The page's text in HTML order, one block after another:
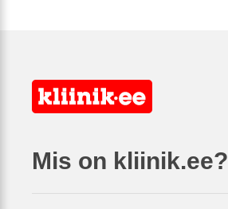
Mis on kliinik.ee?